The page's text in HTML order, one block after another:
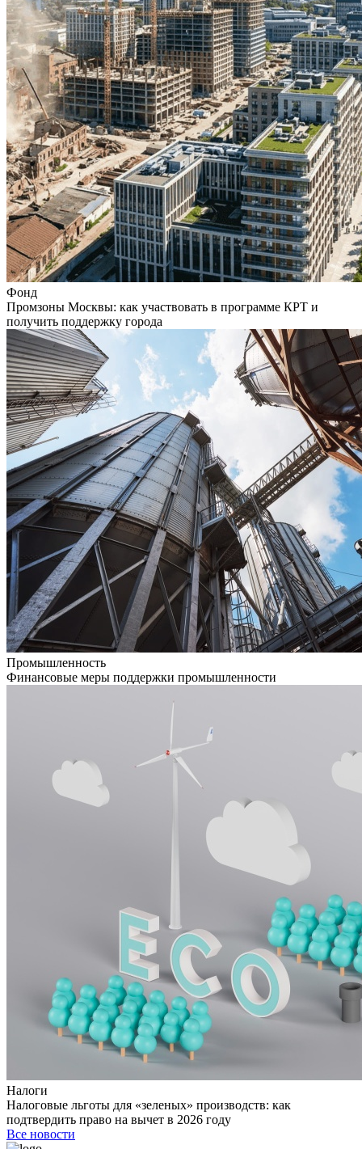
Фонд
Промзоны Москвы: как участвовать в программе КРТ и
получить поддержку города
Промышленность
Финансовые меры поддержки промышленности
Налоги
Налоговые льготы для «зеленых» производств: как
подтвердить право на вычет в 2026 году
Все новости